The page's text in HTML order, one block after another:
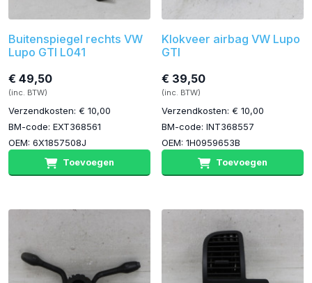
Buitenspiegel rechts VW
Lupo GTI L041
€ 49,50
(inc. BTW)
Verzendkosten: € 10,00
BM-code: EXT368561
OEM: 6X1857508J
Toevoegen
Klokveer airbag VW Lupo
GTI
€ 39,50
(inc. BTW)
Verzendkosten: € 10,00
BM-code: INT368557
OEM: 1H0959653B
Toevoegen